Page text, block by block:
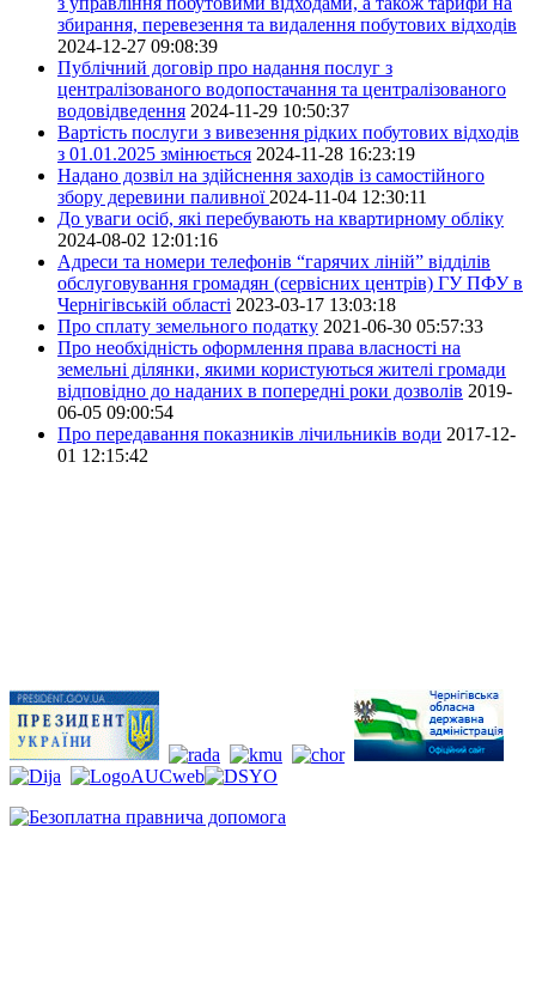
збирання, перевезення та видалення побутових відходів
2024-12-27 09:08:39
Публічний договір про надання послуг з
централізованого водопостачання та централізованого
водовідведення 2024-11-29 10:50:37
Вартість послуги з вивезення рідких побутових відходів
з 01.01.2025 змінюється 2024-11-28 16:23:19
Надано дозвіл на здійснення заходів із самостійного
збору деревини паливної 2024-11-04 12:30:11
До уваги осіб, які перебувають на квартирному обліку
2024-08-02 12:01:16
Адреси та номери телефонів “гарячих ліній” відділів
обслуговування громадян (сервісних центрів) ГУ ПФУ в
Чернігівській області 2023-03-17 13:03:18
Про сплату земельного податку 2021-06-30 05:57:33
Про необхідність оформлення права власності на
земельні ділянки, якими користуються жителі громади
відповідно до наданих в попередні роки дозволів 2019-
06-05 09:00:54
Про передавання показників лічильників води 2017-12-
01 12:15:42